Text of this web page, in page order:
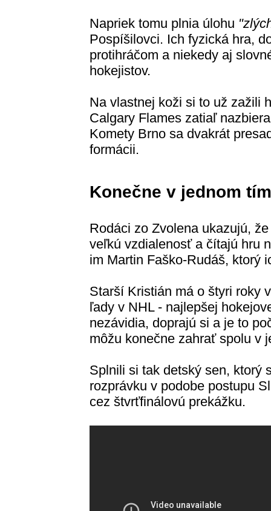
Napriek tomu plnia úlohu
Pospíšilovci. Ich fyzická hra,
protihráčom a niekedy aj
hokejistov.
Na vlastnej koži si to už zažili
Calgary Flames zatiaľ
Komety Brno sa dvakrát
formácii.
Konečne v jednom
Rodáci zo Zvolena ukazujú,
veľkú vzdialenosť a čítajú hru
im Martin Faško-Rudáš, ktorý
Starší Kristián má o štyri roky
ľady v NHL - najlepšej
nezávidia, doprajú si a je to
môžu konečne zahrať spolu v
Splnili si tak detský sen, ktorý
rozprávku v podobe postupu
cez štvrťfinálovú prekážku.